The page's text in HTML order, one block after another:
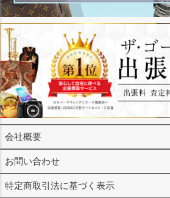
会社概要
お問い合わせ
特定商取引法に基づく表示